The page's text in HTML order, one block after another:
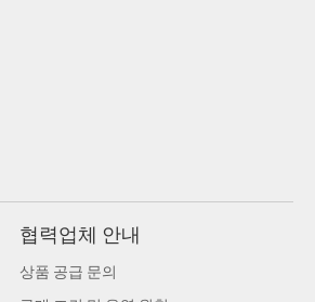
협력업체 안내
상품 공급 문의